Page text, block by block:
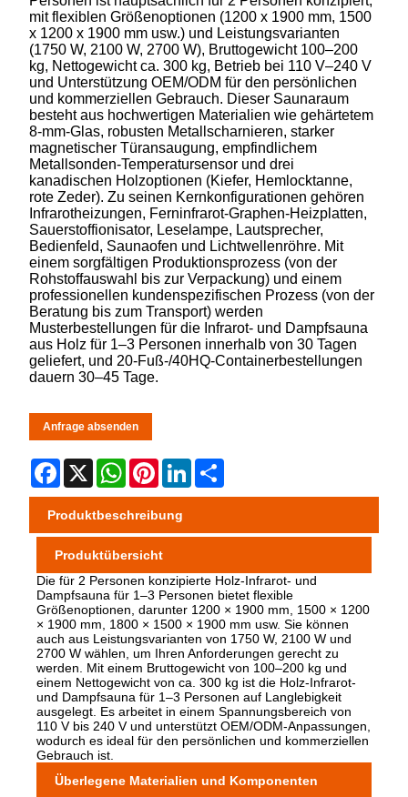
mit flexiblen Größenoptionen (1200 x 1900 mm, 1500
x 1200 x 1900 mm usw.) und Leistungsvarianten
(1750 W, 2100 W, 2700 W), Bruttogewicht 100–200
kg, Nettogewicht ca. 300 kg, Betrieb bei 110 V–240 V
und Unterstützung OEM/ODM für den persönlichen
und kommerziellen Gebrauch. Dieser Saunaraum
besteht aus hochwertigen Materialien wie gehärtetem
8-mm-Glas, robusten Metallscharnieren, starker
magnetischer Türansaugung, empfindlichem
Metallsonden-Temperatursensor und drei
kanadischen Holzoptionen (Kiefer, Hemlocktanne,
rote Zeder). Zu seinen Kernkonfigurationen gehören
Infrarotheizungen, Ferninfrarot-Graphen-Heizplatten,
Sauerstoffionisator, Leselampe, Lautsprecher,
Bedienfeld, Saunaofen und Lichtwellenröhre. Mit
einem sorgfältigen Produktionsprozess (von der
Rohstoffauswahl bis zur Verpackung) und einem
professionellen kundenspezifischen Prozess (von der
Beratung bis zum Transport) werden
Musterbestellungen für die Infrarot- und Dampfsauna
aus Holz für 1–3 Personen innerhalb von 30 Tagen
geliefert, und 20-Fuß-/40HQ-Containerbestellungen
dauern 30–45 Tage.
Anfrage absenden
Facebook
X WhatsApp
PinterestLinkedIn
Produktbeschreibung
Produktübersicht
Die für 2 Personen konzipierte Holz-Infrarot- und
Dampfsauna für 1–3 Personen bietet flexible
Größenoptionen, darunter 1200 × 1900 mm, 1500 × 1200
× 1900 mm, 1800 × 1500 × 1900 mm usw. Sie können
auch aus Leistungsvarianten von 1750 W, 2100 W und
2700 W wählen, um Ihren Anforderungen gerecht zu
werden. Mit einem Bruttogewicht von 100–200 kg und
einem Nettogewicht von ca. 300 kg ist die Holz-Infrarot-
und Dampfsauna für 1–3 Personen auf Langlebigkeit
ausgelegt. Es arbeitet in einem Spannungsbereich von
110 V bis 240 V und unterstützt OEM/ODM-Anpassungen,
wodurch es ideal für den persönlichen und kommerziellen
Gebrauch ist.
Überlegene Materialien und Komponenten